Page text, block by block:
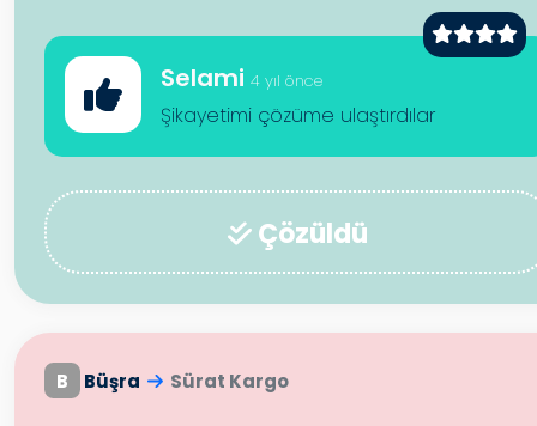
Selami 4 yıl önce
Şikayetimi çözüme ulaştırdılar
Çözüldü
B Büşra Sürat Kargo